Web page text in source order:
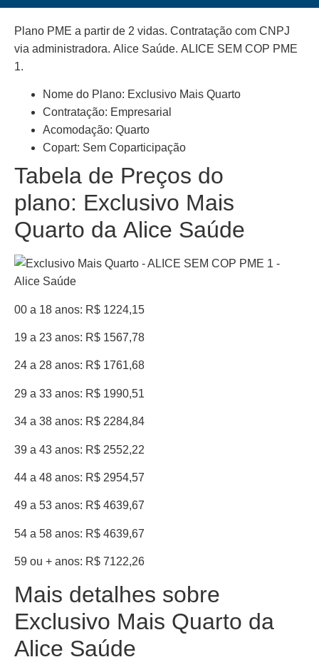
Plano PME a partir de 2 vidas. Contratação com CNPJ
via administradora. Alice Saúde. ALICE SEM COP PME
1.
Nome do Plano: Exclusivo Mais Quarto
Contratação: Empresarial
Acomodação: Quarto
Copart: Sem Coparticipação
Tabela de Preços do
plano: Exclusivo Mais
Quarto da Alice Saúde
00 a 18 anos: R$ 1224,15
19 a 23 anos: R$ 1567,78
24 a 28 anos: R$ 1761,68
29 a 33 anos: R$ 1990,51
34 a 38 anos: R$ 2284,84
39 a 43 anos: R$ 2552,22
44 a 48 anos: R$ 2954,57
49 a 53 anos: R$ 4639,67
54 a 58 anos: R$ 4639,67
59 ou + anos: R$ 7122,26
Mais detalhes sobre
Exclusivo Mais Quarto da
Alice Saúde